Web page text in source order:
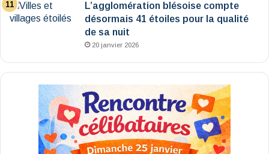
L’agglomération blésoise compte
désormais 41 étoiles pour la qualité
de sa nuit
20 janvier 2026